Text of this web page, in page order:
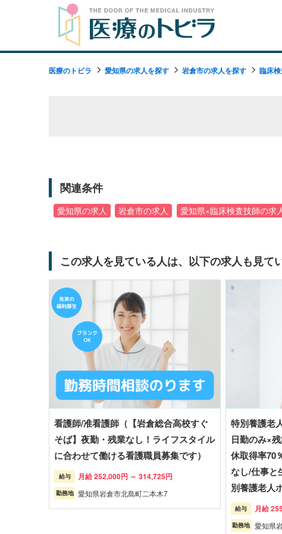
医療のトビラ 愛知県の求人を探す 岩倉市の求人を探す 臨床
関連条件
愛知県の求人 岩倉市の求人 愛知県×臨床検査技師の求
この求人を見ている人は、以下の求人も見て
看護師/准看護師（【岩倉総合高校すぐ
そば】夜勤・残業なし！ライフスタイル
に合わせて働ける看護職員募集です）
給与 月給 252,000円 ～ 314,725円
勤務地 愛知県岩倉市北島町二本木7
特別養護老
日勤のみ×
休取得率70
なし/仕事と
別養護老人
給与 月給
勤務地 愛知県